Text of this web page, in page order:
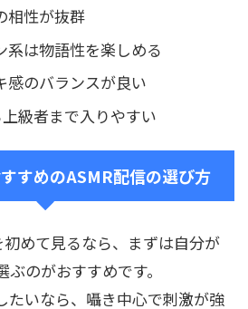
相性が抜群
系は物語性を楽しめる
感のバランスが良い
級者まで入りやすい
すめのASMR配信の選び方
初めて見るなら、まずは自分が
のがおすすめです。
たいなら、囁き中心で刺激が強